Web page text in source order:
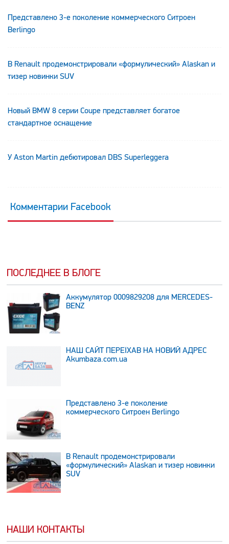
Представлено 3-е поколение коммерческого Ситроен
Berlingo
В Renault продемонстрировали «формулический» Alaskan и
тизер новинки SUV
Новый BMW 8 серии Coupe представляет богатое
стандартное оснащение
У Aston Martin дебютировал DBS Superleggera
Комментарии Facebook
ПОСЛЕДНЕЕ В БЛОГЕ
Аккумулятор 0009829208 для MERCEDES-
BENZ
НАШ САЙТ ПЕРЕЇХАВ НА НОВИЙ АДРЕС
Аkumbaza.com.ua
Представлено 3-е поколение
коммерческого Ситроен Berlingo
В Renault продемонстрировали
«формулический» Alaskan и тизер новинки
SUV
НАШИ КОНТАКТЫ